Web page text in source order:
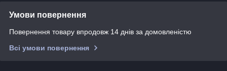
Умови повернення
Повернення товару впродовж 14 днів за домовленістю
Всі умови повернення